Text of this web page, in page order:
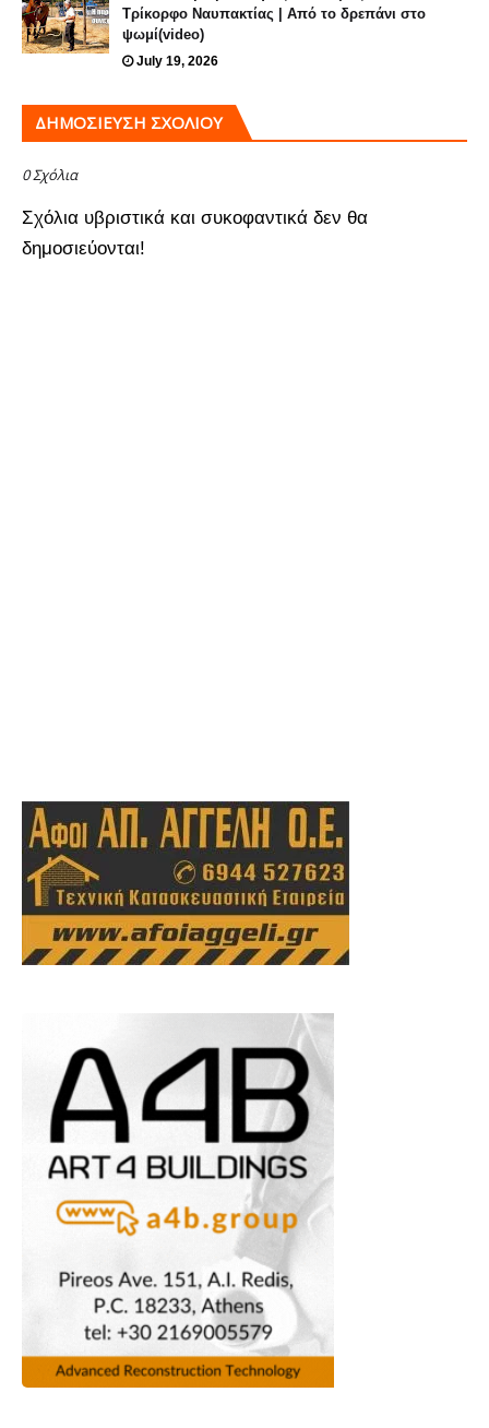
Τρίκορφο Ναυπακτίας | Από το δρεπάνι στο
ψωμί(video)
July 19, 2026
ΔΗΜΟΣΊΕΥΣΗ ΣΧΟΛΊΟΥ
0 Σχόλια
Σχόλια υβριστικά και συκοφαντικά δεν θα
δημοσιεύονται!